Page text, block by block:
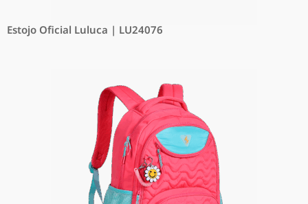
Estojo Oficial Luluca | LU24076